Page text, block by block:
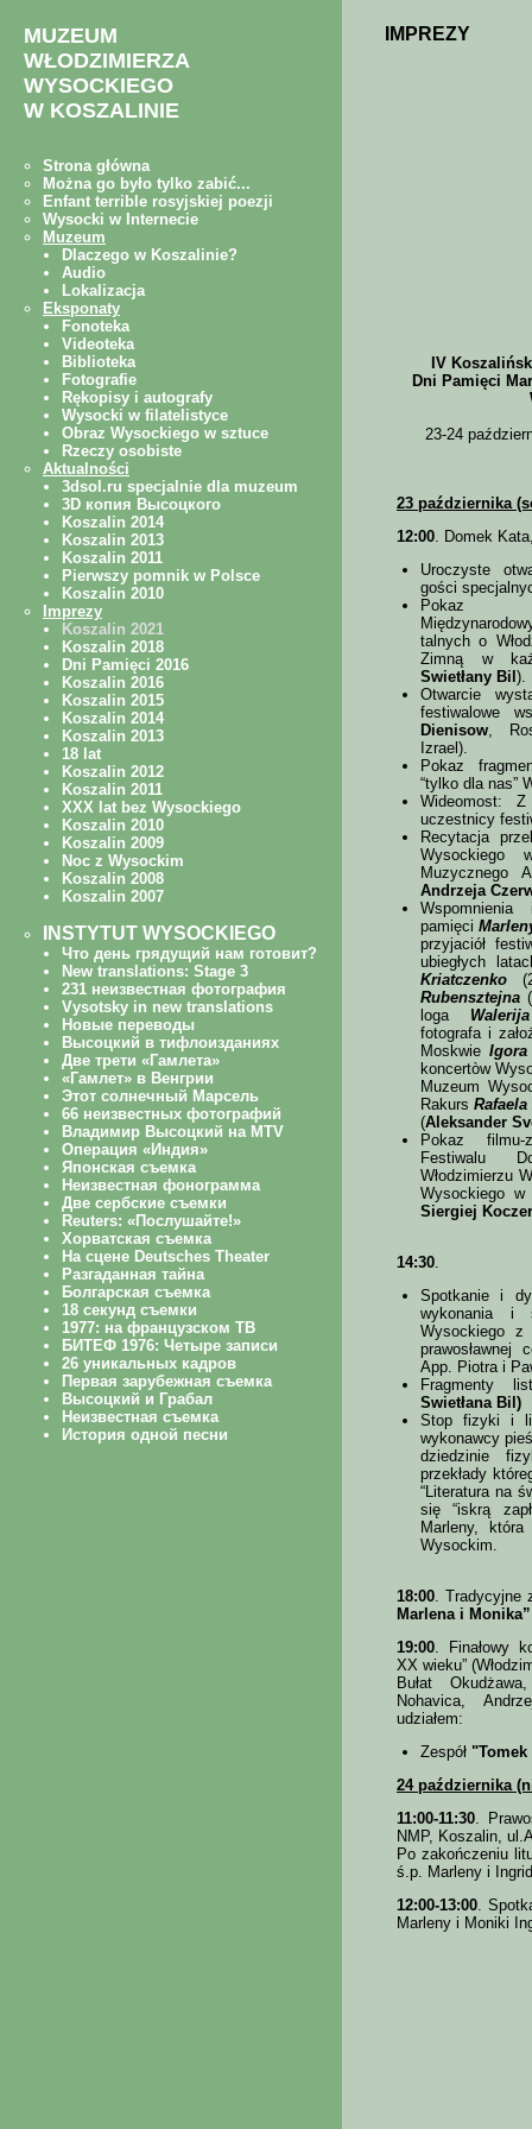
IMPREZY
IV
Dni Pamięci
23-24
23 października
12:00. Domek
Uroczyste
gości
Pokaz
tal­nych o
Zimną w
Swietłany Bil ).
Otwarcie
festiwalowe
Dienisow,
Izrael).
Pokaz
“tylko dla nas”
Wideomost:
uczestnicy
Recytacja
Wysockiego
Andrzeja
pamięci
przyjaciół
ubiegłych
Kriatczenko
Rubensztejna
lo­ga
fotografa i
Moskwie Igora
koncertòw
Muzeum
Rakurs
(Aleksander
Pokaz filmu-
Festiwalu
Włodzimierzu
Wysockiego w
Siergiej
14:30.
Spotkanie i
wykonania i
Wysockiego
prawosławnej
App. Piotra i
Fragmenty
Swietłana Bil)
Stop fizyki i
wykonawcy
dziedzinie
przekłady
“Literatura na
się “iskrą
Marleny,
Wysockim.
18:00. Tradycyjne
Marlena i Monika”
19:00. Finałowy
XX wieku”
Bułat
Nohavica,
udziałem:
Zespół "Tomek
24 października
11:00-11:30.
NMP, Koszalin,
Po zakończeniu
ś.p. Marleny i
12:00-13:00.
Marleny i Moniki